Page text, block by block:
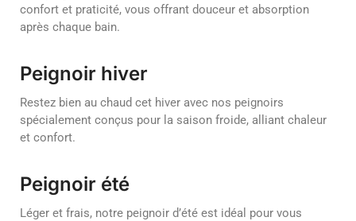
confort et praticité, vous offrant douceur et absorption
après chaque bain.
Peignoir hiver
Restez bien au chaud cet hiver avec nos peignoirs
spécialement conçus pour la saison froide, alliant chaleur
et confort.
Peignoir été
Léger et frais, notre peignoir d’été est idéal pour vous